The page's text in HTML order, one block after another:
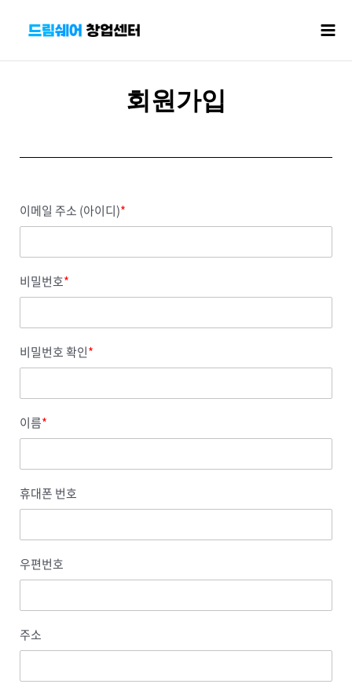
건너뛰기
회원가입
이메일 주소 (아이디)*
비밀번호*
비밀번호 확인*
이름*
휴대폰 번호
우편번호
주소